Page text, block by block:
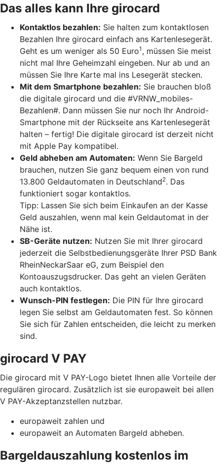
Das alles kann Ihre girocard
Kontaktlos bezahlen: Sie halten zum kontaktlosen
Bezahlen Ihre girocard einfach ans Kartenlesegerät.
Geht es um weniger als 50 Euro1 , müssen Sie meist
nicht mal Ihre Geheimzahl eingeben. Nur ab und an
müssen Sie Ihre Karte mal ins Lesegerät stecken.
Mit dem Smartphone bezahlen: Sie brauchen bloß
die digitale girocard und die #VRNW_mobiles-
Bezahlen#. Dann müssen Sie nur noch Ihr Android-
Smartphone mit der Rückseite ans Kartenlesegerät
halten – fertig! Die digitale girocard ist derzeit nicht
mit Apple Pay kompatibel.
Geld abheben am Automaten: Wenn Sie Bargeld
brauchen, nutzen Sie ganz bequem einen von rund
13.800 Geldautomaten in Deutschland2. Das
funktioniert sogar kontaktlos.
Tipp: Lassen Sie sich beim Einkaufen an der Kasse
Geld auszahlen, wenn mal kein Geldautomat in der
Nähe ist.
SB-Geräte nutzen: Nutzen Sie mit Ihrer girocard
jederzeit die Selbstbedienungsgeräte Ihrer PSD Bank
RheinNeckarSaar eG, zum Beispiel den
Kontoauszugsdrucker. Das geht an vielen Geräten
auch kontaktlos.
Wunsch-PIN festlegen: Die PIN für Ihre girocard
legen Sie selbst am Geldautomaten fest. So können
Sie sich für Zahlen entscheiden, die leicht zu merken
sind.
girocard V PAY
Die girocard mit V PAY-Logo bietet Ihnen alle Vorteile der
regulären girocard. Zusätzlich ist sie europaweit bei allen
V PAY-Akzeptanzstellen nutzbar.
europaweit zahlen und
europaweit an Automaten Bargeld abheben.
Bargeldauszahlung kostenlos im